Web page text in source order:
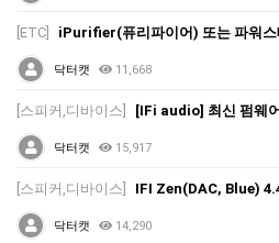
[ETC] iPurifier(퓨리파이어) 또는 파워스테이션에서 지속적으로 역상 LED
닥터캣 11,668
[스피커,디바이스] [IFi audio] 최신 펌웨어 업데이트를 했는 데 제품 구
닥터캣 15,917
[스피커,디바이스] IFI Zen(DAC, Blue) 4.4 소켓 접촉
닥터캣 14,290